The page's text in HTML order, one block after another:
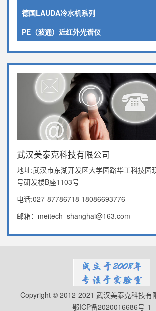
德国LAUDA冷水机系列
PE（波通）近红外光谱仪
武汉美泰克科技有限公司
地址:武汉市东湖开发区大学园路华工科技园
号研发楼B座1103号
电话:027-87786718 18086693776
邮箱：meitech_shanghai@163.com
Copyright © 2012-2021 武汉美泰克科技有
鄂ICP备2020016686号-1